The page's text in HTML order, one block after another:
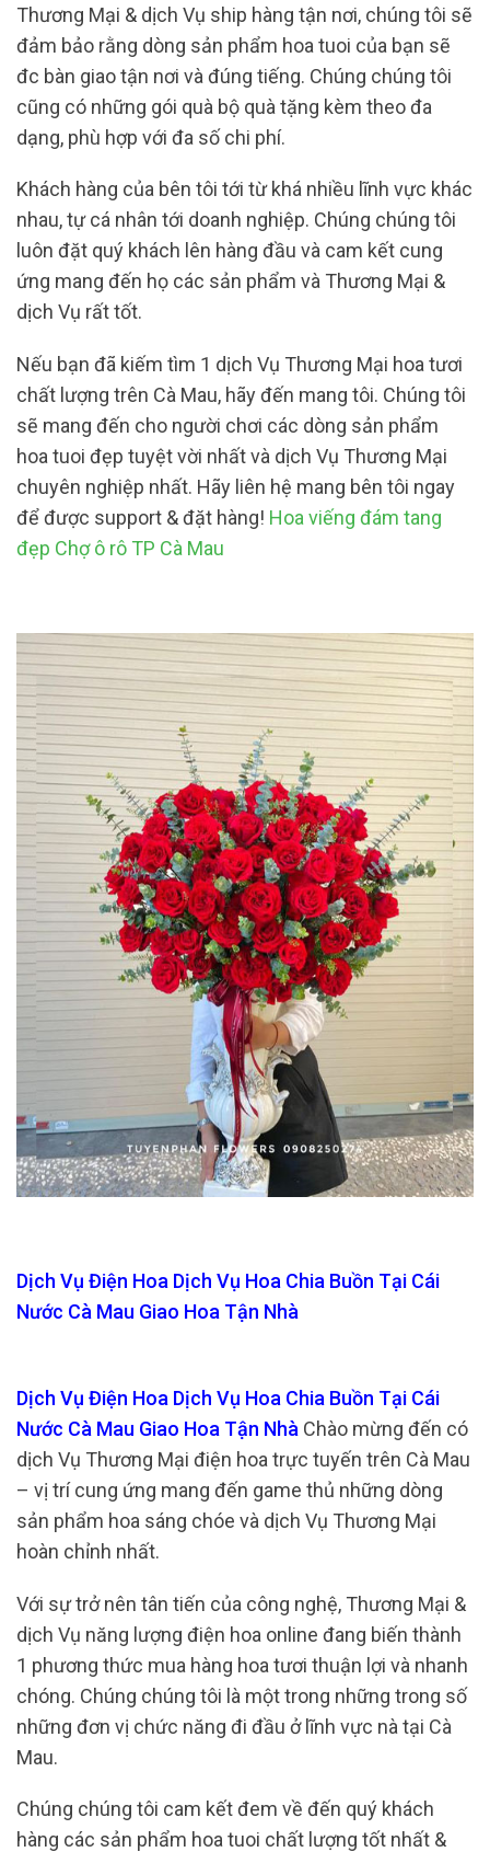
Thương Mại & dịch Vụ ship hàng tận nơi, chúng tôi sẽ
đảm bảo rằng dòng sản phẩm hoa tuoi của bạn sẽ
đc bàn giao tận nơi và đúng tiếng. Chúng chúng tôi
cũng có những gói quà bộ quà tặng kèm theo đa
dạng, phù hợp với đa số chi phí.
Khách hàng của bên tôi tới từ khá nhiều lĩnh vực khác
nhau, tự cá nhân tới doanh nghiệp. Chúng chúng tôi
luôn đặt quý khách lên hàng đầu và cam kết cung
ứng mang đến họ các sản phẩm và Thương Mại &
dịch Vụ rất tốt.
Nếu bạn đã kiếm tìm 1 dịch Vụ Thương Mại hoa tươi
chất lượng trên Cà Mau, hãy đến mang tôi. Chúng tôi
sẽ mang đến cho người chơi các dòng sản phẩm
hoa tuoi đẹp tuyệt vời nhất và dịch Vụ Thương Mại
chuyên nghiệp nhất. Hãy liên hệ mang bên tôi ngay
để được support & đặt hàng! Hoa viếng đám tang
đẹp Chợ ô rô TP Cà Mau
Dịch Vụ Điện Hoa Dịch Vụ Hoa Chia Buồn Tại Cái
Nước Cà Mau Giao Hoa Tận Nhà
Dịch Vụ Điện Hoa Dịch Vụ Hoa Chia Buồn Tại Cái
Nước Cà Mau Giao Hoa Tận Nhà Chào mừng đến có
dịch Vụ Thương Mại điện hoa trực tuyến trên Cà Mau
– vị trí cung ứng mang đến game thủ những dòng
sản phẩm hoa sáng chóe và dịch Vụ Thương Mại
hoàn chỉnh nhất.
Với sự trở nên tân tiến của công nghệ, Thương Mại &
dịch Vụ năng lượng điện hoa online đang biến thành
1 phương thức mua hàng hoa tươi thuận lợi và nhanh
chóng. Chúng chúng tôi là một trong những trong số
những đơn vị chức năng đi đầu ở lĩnh vực nà tại Cà
Mau.
Chúng chúng tôi cam kết đem về đến quý khách
hàng các sản phẩm hoa tuoi chất lượng tốt nhất &